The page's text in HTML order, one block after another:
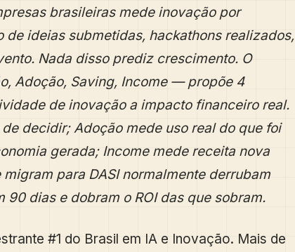
brasileiras mede inovação por
de ideias submetidas, hackathons realizados,
Nada disso prediz crescimento. O
Adoção, Saving, Income — propõe 4
de inovação a impacto financeiro real.
decidir; Adoção mede uso real do que foi
gerada; Income mede receita nova
para DASI normalmente derrubam
dias e dobram o ROI das que sobram.
#1 do Brasil em IA e Inovação. Mais de